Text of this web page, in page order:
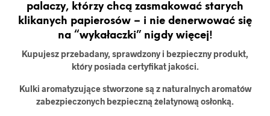
palaczy, którzy chcą zasmakować starych
klikanych papierosów – i nie denerwować się
na “wykałaczki” nigdy więcej!
Kupujesz przebadany, sprawdzony i bezpieczny produkt,
który posiada certyfikat jakości.
Kulki aromatyzujące stworzone są z naturalnych aromatów
zabezpieczonych bezpieczną żelatynową osłonką.